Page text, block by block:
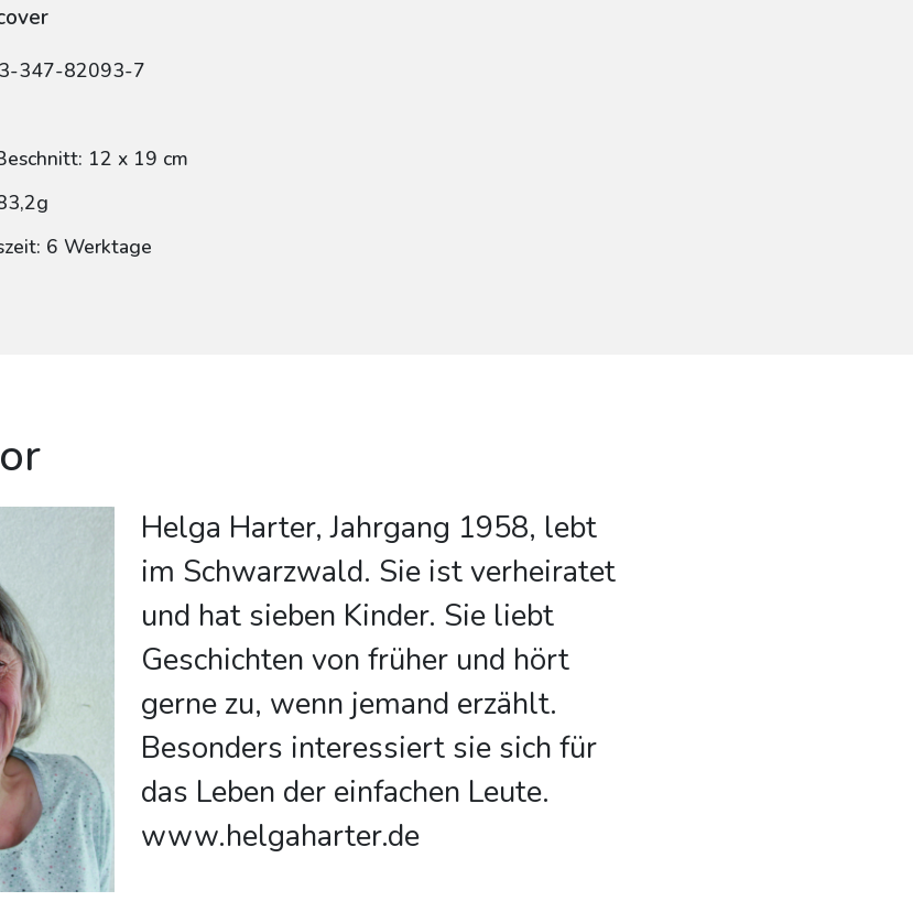
347-82093-7
12 x 19 cm
6 Werktage
Helga Harter, Jahrgang 1958, lebt
im Schwarzwald. Sie ist verheiratet
und hat sieben Kinder. Sie liebt
Geschichten von früher und hört
gerne zu, wenn jemand erzählt.
Besonders interessiert sie sich für
das Leben der einfachen Leute.
www.helgaharter.de